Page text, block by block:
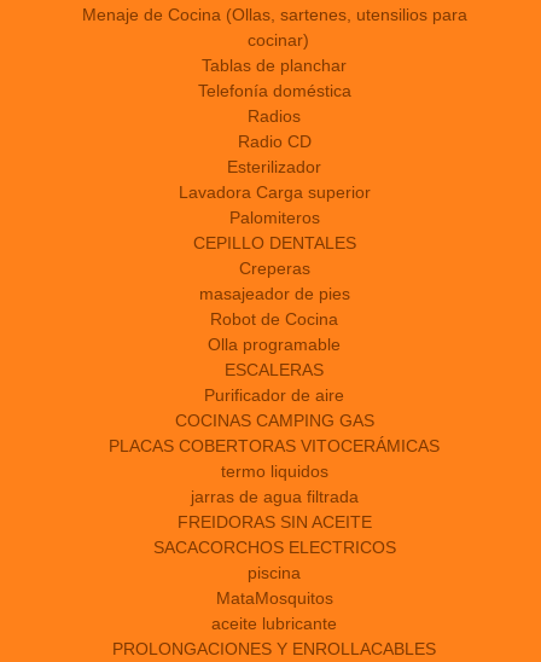
Menaje de Cocina (Ollas, sartenes, utensilios para
cocinar)
Tablas de planchar
Telefonía doméstica
Radios
Radio CD
Esterilizador
Lavadora Carga superior
Palomiteros
CEPILLO DENTALES
Creperas
masajeador de pies
Robot de Cocina
Olla programable
ESCALERAS
Purificador de aire
COCINAS CAMPING GAS
PLACAS COBERTORAS VITOCERÁMICAS
termo liquidos
jarras de agua filtrada
FREIDORAS SIN ACEITE
SACACORCHOS ELECTRICOS
piscina
MataMosquitos
aceite lubricante
PROLONGACIONES Y ENROLLACABLES